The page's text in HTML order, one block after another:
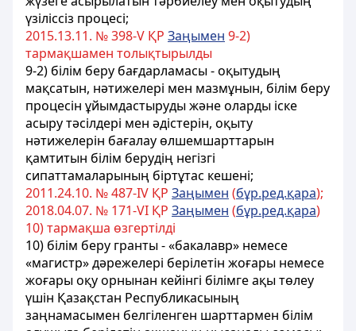
үзіліссіз процесі;
2015.13.11. № 398-V ҚР Заңымен 9-2)
тармақшамен толықтырылды
9-2) білім беру бағдарламасы - оқытудың
мақсатын, нәтижелері мен мазмұнын, білім беру
процесін ұйымдастыруды және оларды іске
асыру тәсілдері мен әдістерін, оқыту
нәтижелерін бағалау өлшемшарттарын
қамтитын білім берудің негізгі
сипаттамаларының біртұтас кешені;
2011.24.10. № 487-ІV ҚР Заңымен (бұр.ред.қара);
2018.04.07. № 171-VІ ҚР Заңымен (бұр.ред.қара)
10) тармақша өзгертілді
10) білім беру гранты - «бакалавр» немесе
«магистр» дәрежелері берілетін жоғары немесе
жоғары оқу орнынан кейінгі білімге ақы төлеу
үшін Қазақстан Республикасының
заңнамасымен белгіленген шарттармен білім